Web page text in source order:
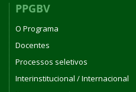
PPGBV
O Programa
Docentes
Processos seletivos
Interinstitucional / Internacional